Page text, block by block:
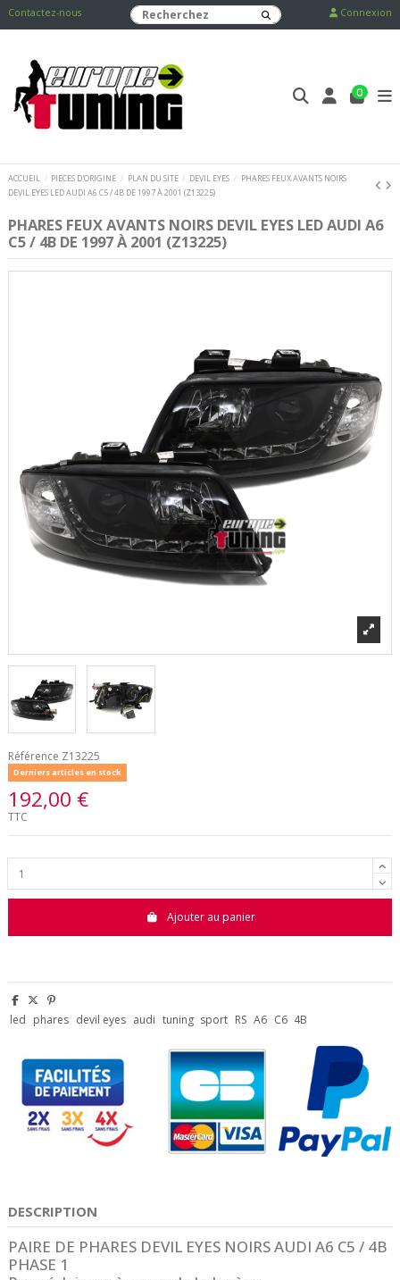
Contactez-nous Connexion
0
ACCUEIL PIECES D'ORIGINE PLAN DU SITE DEVIL EYES
PHARES FEUX AVANTS NOIRS
DEVIL EYES LED AUDI A6 C5 / 4B DE 1997 À 2001 (Z13225)
PHARES FEUX AVANTS NOIRS DEVIL EYES LED AUDI A6
C5 / 4B DE 1997 À 2001 (Z13225)
Référence Z13225
Derniers articles en stock
192,00 €
TTC
Ajouter au panier
led phares devil eyes audi tuning sport RS A6 C6 4B
DESCRIPTION
PAIRE DE PHARES DEVIL EYES NOIRS AUDI A6 C5 / 4B
PHASE 1